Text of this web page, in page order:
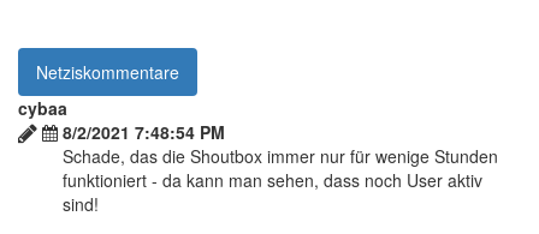
Netziskommentare
cybaa
8/2/2021 7:48:54 PM
Schade, das die Shoutbox immer nur für wenige Stunden
funktioniert - da kann man sehen, dass noch User aktiv
sind!